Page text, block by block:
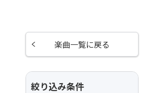
楽曲一覧に戻る
絞り込み条件